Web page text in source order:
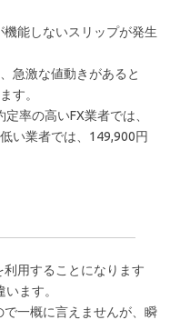
能しないスリップが発生
急激な値動きがあると
す。
率の高いFX業者では、
い業者では、149,900円
利用することになります
ます。
一概に言えませんが、瞬